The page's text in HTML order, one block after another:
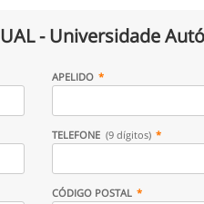
UAL - Universidade
APELIDO
TELEFONE (9 dígitos)
CÓDIGO POSTAL